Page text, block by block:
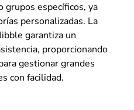
grupos específicos, ya
personalizadas. La
garantiza un
proporcionando
gestionar grandes
con facilidad.